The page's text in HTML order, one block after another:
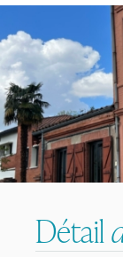
Détail